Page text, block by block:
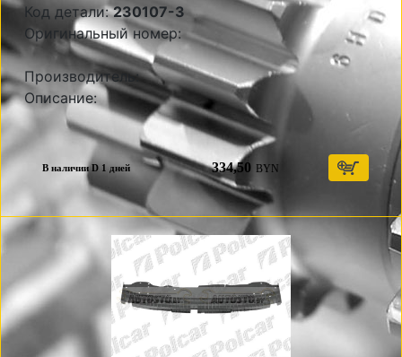
Код детали:230107-3
Оригинальный номер:
Производитель:
Описание:
В наличии D 1 дней 334,50 BYN